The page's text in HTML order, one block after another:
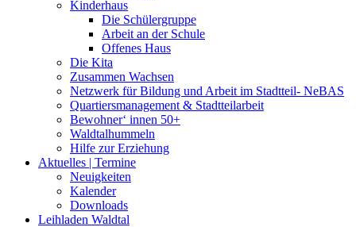
Kinderhaus
Die Schülergruppe
Arbeit an der Schule
Offenes Haus
Die Kita
Zusammen Wachsen
Netzwerk für Bildung und Arbeit im Stadtteil- NeBAS
Quartiersmanagement & Stadtteilarbeit
Bewohner‘ innen 50+
Waldtalhummeln
Hilfe zur Erziehung
Aktuelles | Termine
Neuigkeiten
Kalender
Downloads
Leihladen Waldtal